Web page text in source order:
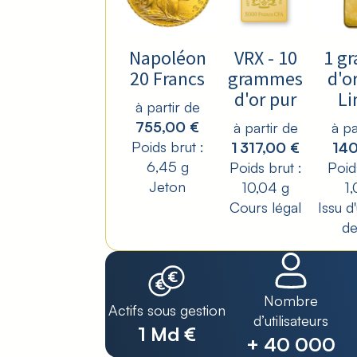
Napoléon
20 Francs
à partir de
755,00 €
Poids brut :
6,45 g
Jeton
VRX - 10
grammes
d'or pur
à partir de
1 317,00 €
Poids brut :
10,04 g
Cours légal
1
à
Issu
Actifs sous gestion
1 Md €
Nombre
d’utilisateurs
+ 40 000